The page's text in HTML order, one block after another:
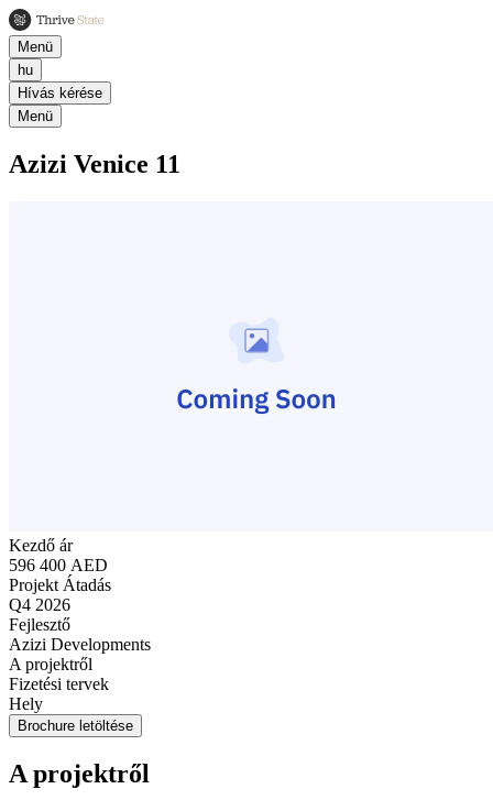
Menü
hu
Hívás kérése
Menü
Azizi Venice 11
Kezdő ár
596 400 AED
Projekt Átadás
Q4 2026
Fejlesztő
Azizi Developments
A projektről
Fizetési tervek
Hely
Brochure letöltése
A projektről